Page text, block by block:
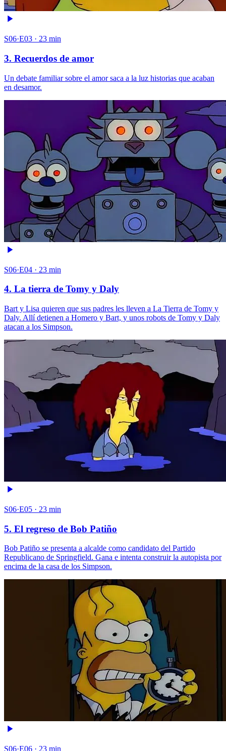
S06·E03 · 23 min
3. Recuerdos de amor
Un debate familiar sobre el amor saca a la luz historias que acaban
en desamor.
S06·E04 · 23 min
4. La tierra de Tomy y Daly
Bart y Lisa quieren que sus padres les lleven a La Tierra de Tomy y
Daly. Allí detienen a Homero y Bart, y unos robots de Tomy y Daly
atacan a los Simpson.
S06·E05 · 23 min
5. El regreso de Bob Patiño
Bob Patiño se presenta a alcalde como candidato del Partido
Republicano de Springfield. Gana e intenta construir la autopista por
encima de la casa de los Simpson.
S06·E06 · 23 min